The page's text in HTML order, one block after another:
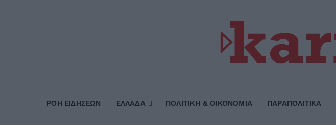
ΡΟΗ ΕΙΔΗΣΕΩΝ ΕΛΛΑΔΑ ΠΟΛΙΤΙΚΗ & ΟΙΚΟΝΟΜΙΑ ΠΑΡΑΠΟΛΙΤΙΚΑ